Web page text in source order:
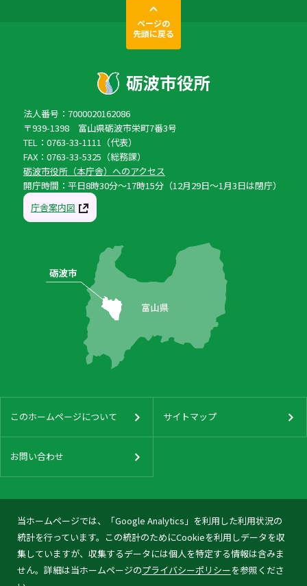
当ホームページでは、「Google Analytics」を利用した利用状況の
統計を行っています。この統計のためにCookieを利用しデータを収
集していますが、収集するデータには個人を特定する情報は含みま
せん。詳細は当ホームページのプライバシーポリシーを参照くださ
ページの
先頭に戻る
法人番号：7000020162086
〒939-1398 富山県砺波市栄町7番3号
TEL：0763-33-1111（代表）
FAX：0763-33-5325（総務課）
砺波市役所（本庁舎）へのアクセス
開庁時間：平日8時30分〜17時15分（12月29日〜1月3日は閉庁）
庁舎案内図
このホームページについて サイトマップ
お問い合わせ